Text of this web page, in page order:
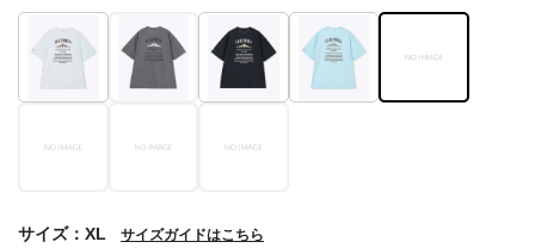
サイズ：XL サイズガイドはこちら